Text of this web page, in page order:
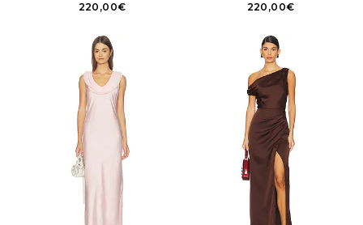
220,00€
220,00€